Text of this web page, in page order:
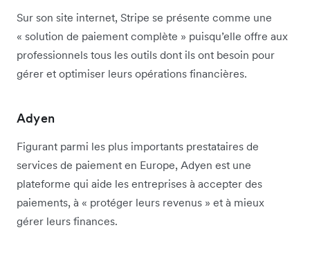
Sur son site internet, Stripe se présente comme une
« solution de paiement complète » puisqu’elle offre aux
professionnels tous les outils dont ils ont besoin pour
gérer et optimiser leurs opérations financières.
Adyen
Figurant parmi les plus importants prestataires de
services de paiement en Europe, Adyen est une
plateforme qui aide les entreprises à accepter des
paiements, à « protéger leurs revenus » et à mieux
gérer leurs finances.